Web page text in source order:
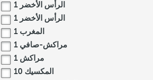
الرأس الأخضر 1
الرأس الأخضر 1
المغرب 1
مراكش-صافي 1
مراكش 1
المكسيك 10